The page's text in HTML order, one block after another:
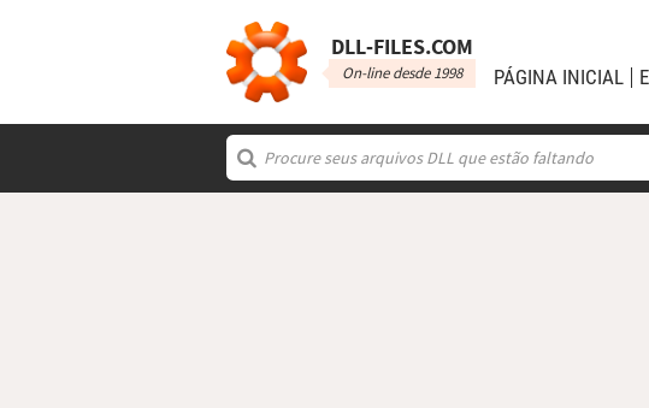
DLL‑FILES.COM
On-line desde 1998 PÁGINA INICIAL